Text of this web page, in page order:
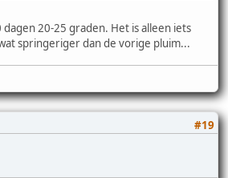
dagen 20-25 graden. Het is alleen iets
springeriger dan de vorige pluim...
#19